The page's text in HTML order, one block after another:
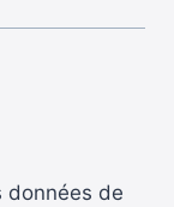
données de